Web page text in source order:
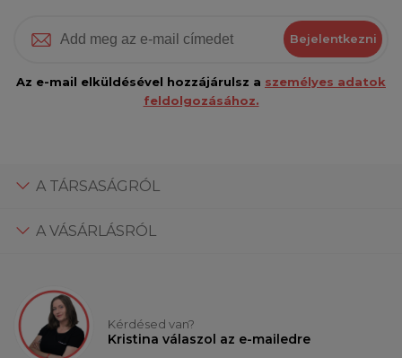
Bejelentkezni
Az e-mail elküldésével hozzájárulsz a személyes adatok
feldolgozásához.
A TÁRSASÁGRÓL
A VÁSÁRLÁSRÓL
Kérdésed van?
Kristina válaszol az e-mailedre